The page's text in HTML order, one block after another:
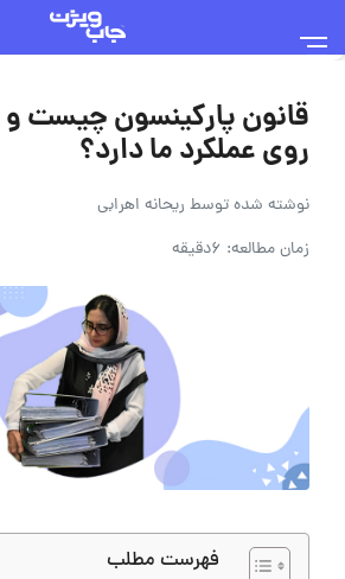
قانون پارکینسون چیست و
روی عملکرد ما دارد؟
نوشته شده توسط ریحانه اهرابی
زمان مطالعه: 6دقیقه
فهرست مطلب